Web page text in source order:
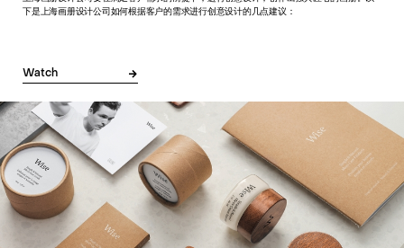
下是上海画册设计公司如何根据客户的需求进行创意设计的几点建议：
Watch